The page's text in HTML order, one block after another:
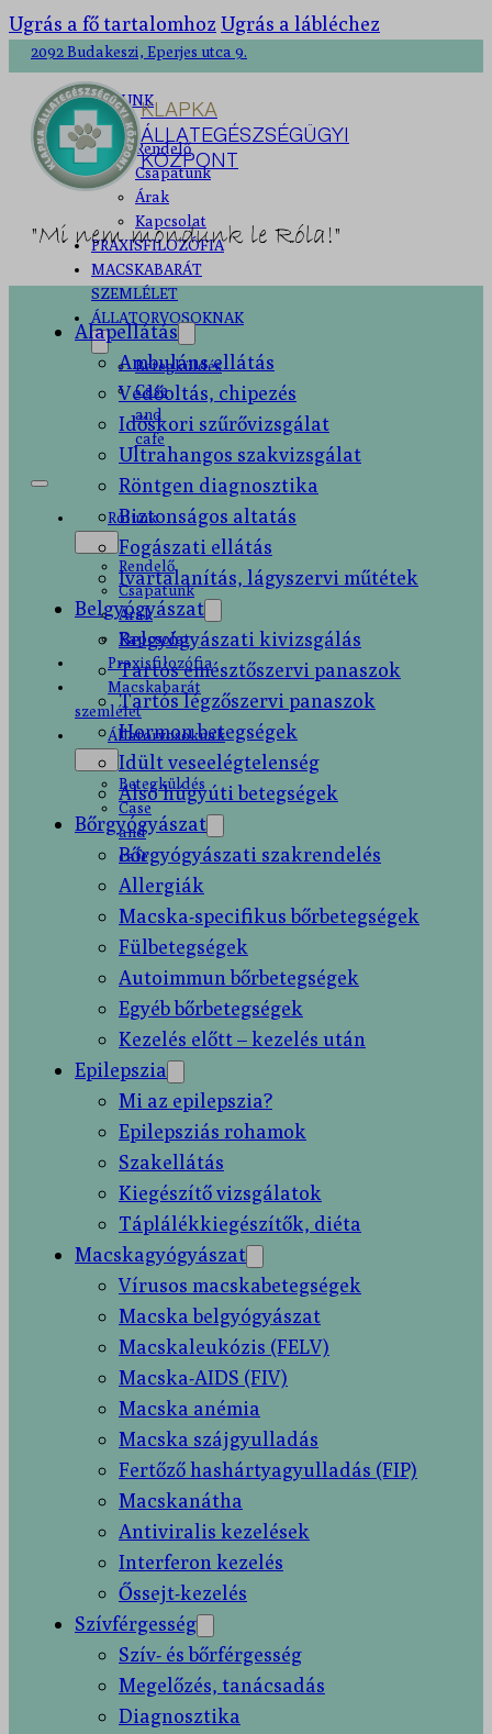
Ugrás a fő tartalomhoz Ugrás a lábléchez
2092 Budakeszi, Eperjes utca 9.
RÓLUNK
Rendelő
Csapatunk
Árak
Kapcsolat
PRAXISFILOZÓFIA
MACSKABARÁT
SZEMLÉLET
ÁLLATORVOSOKNAK
Betegküldés
Case
and
cafe
Rólunk
Rendelő
Csapatunk
Árak
Kapcsolat
Praxisfilozófia
Macskabarát
szemlélet
Állatorvosoknak
Betegküldés
Case
and
cafe
KLAPKA
ÁLLATEGÉSZSÉGÜGYI
KÖZPONT
"Mi nem mondunk le Róla!"
Alapellátás
Ambuláns ellátás
Védőoltás, chipezés
Időskori szűrővizsgálat
Ultrahangos szakvizsgálat
Röntgen diagnosztika
Biztonságos altatás
Fogászati ellátás
Ivartalanítás, lágyszervi műtétek
Belgyógyászat
Belgyógyászati kivizsgálás
Tartós emésztőszervi panaszok
Tartós légzőszervi panaszok
Hormon betegségek
Idült veseelégtelenség
Alsó húgyúti betegségek
Bőrgyógyászat
Bőrgyógyászati szakrendelés
Allergiák
Macska-specifikus bőrbetegségek
Fülbetegségek
Autoimmun bőrbetegségek
Egyéb bőrbetegségek
Kezelés előtt – kezelés után
Epilepszia
Mi az epilepszia?
Epilepsziás rohamok
Szakellátás
Kiegészítő vizsgálatok
Táplálékkiegészítők, diéta
Macskagyógyászat
Vírusos macskabetegségek
Macska belgyógyászat
Macskaleukózis (FELV)
Macska-AIDS (FIV)
Macska anémia
Macska szájgyulladás
Fertőző hashártyagyulladás (FIP)
Macskanátha
Antiviralis kezelések
Interferon kezelés
Őssejt-kezelés
Szívférgesség
Szív- és bőrférgesség
Megelőzés, tanácsadás
Diagnosztika